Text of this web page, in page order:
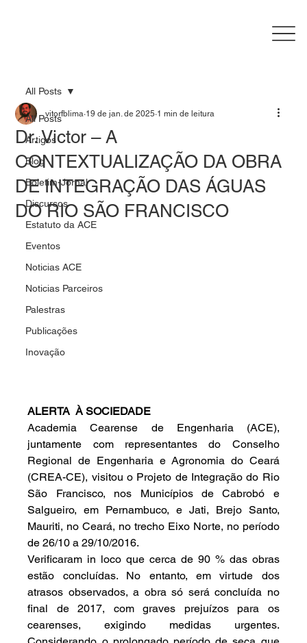
All Posts
Artigos
Blog
Boletim-Jornal
Discursos
Estatuto da ACE
Eventos
Noticias ACE
Noticias Parceiros
Palestras
Publicações
Inovação
All Posts
Dr. Victor – A
CONTEXTUALIZAÇÃO DA OBRA
DE INTEGRAÇÃO DAS ÁGUAS
DO RIO SÃO FRANCISCO
vitorfblima 19 de jan. de 2025 1 min de leitura
ALERTA  À SOCIEDADE
Academia Cearense de Engenharia (ACE),
juntamente com representantes do Conselho
Regional de Engenharia e Agronomia do Ceará
(CREA-CE), visitou o Projeto de Integração do Rio
São Francisco, nos Municípios de Cabrobó e
Salgueiro, em Pernambuco, e Jati, Brejo Santo,
Mauriti, no Ceará, no trecho Eixo Norte, no período
de 26/10 a 29/10/2016.
Verificaram in loco que cerca de 90 % das obras
estão concluídas. No entanto, em virtude dos
atrasos observados, a obra só será concluída no
final de 2017, com graves prejuízos para os
cearenses, exigindo medidas urgentes.